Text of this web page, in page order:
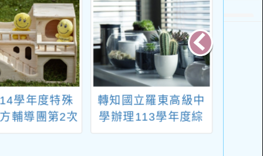
學年度特殊
輔導團第2次
實施計畫
轉知國立羅東高級中
學辦理113學年度綜
合活動領域跨科主題